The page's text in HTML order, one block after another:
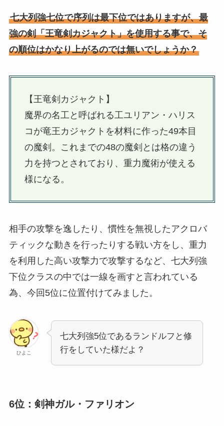
七大列強七位で序列は最下位ではありますが、最
強の剣「王竜剣カジャクト」を使用する事で、そ
の順位はかなり上がるのでは無いでしょうか？
【王竜剣カジャクト】
魔界の名工と呼ばれる工ユリアン・ハリス
コが竜王カジャクトを材料に作った49本目
の魔剣。これまでの48の魔剣とは格の違う
力を持つとされており、重力魔術が使える
様になる。
相手の攻撃を逸したり、慣性を無視したアクロバ
ティックな動きを行ったりする戦い方をし、重力
を利用した高い攻撃力で攻撃するなど、七大列強
下位クラスの中では一線を画すと言われている
為、今回5位に位置付けてみました。
ひよこ
七大列強5位であるランドルフと修
行をしていた様だよ？
6位：剣神ガル・ファリオン